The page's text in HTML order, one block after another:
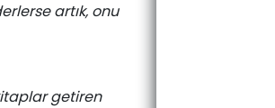
artık, onu
getiren